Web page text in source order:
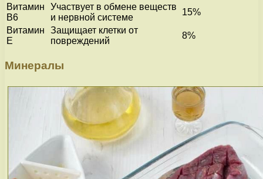
Витамин
В6
Участвует в обмене веществ
и нервной системе
15%
Витамин
Е
Защищает клетки от
повреждений
8%
Минералы